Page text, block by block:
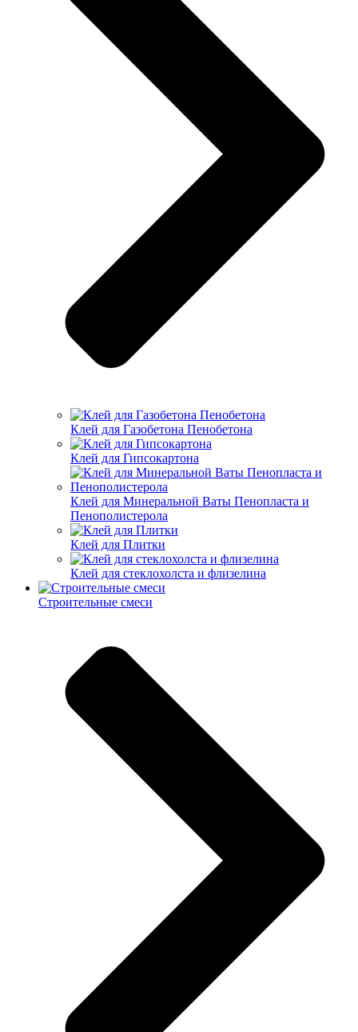
Клей для Газобетона Пенобетона
Клей для Гипсокартона
Клей для Минеральной Ваты Пенопласта и
Пенополистерола
Клей для Плитки
Клей для стеклохолста и флизелина
Строительные смеси